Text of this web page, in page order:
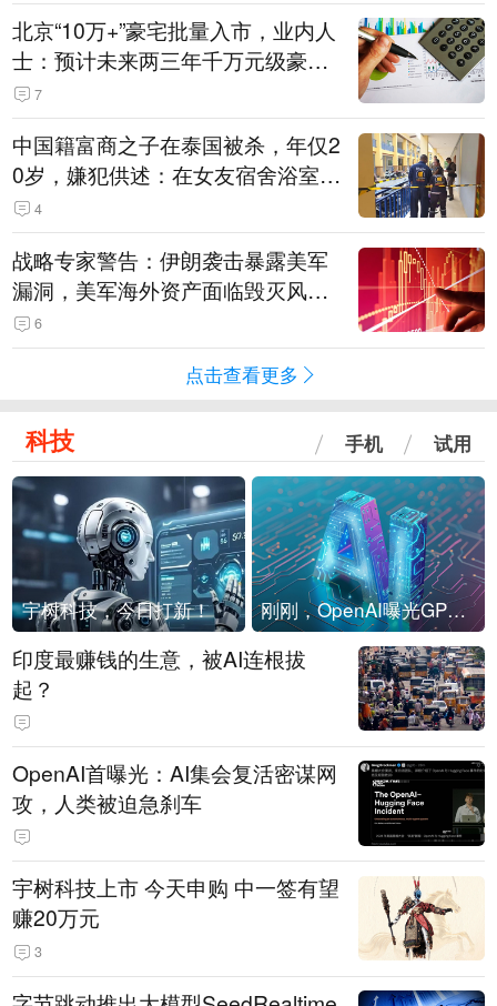
北京“10万+”豪宅批量入市，业内人
士：预计未来两三年千万元级豪宅
潜在供应达万套！谁在买单？
7
中国籍富商之子在泰国被杀，年仅2
0岁，嫌犯供述：在女友宿舍浴室发
现他，持刀询问身份时发生拉扯
4
战略专家警告：伊朗袭击暴露美军
漏洞，美军海外资产面临毁灭风
险！
6
点击查看更多
科技 手机 试用
宇树科技，今日打新！ 刚刚，OpenAI曝光GPT-6！传10万亿参数，8月强行发布
印度最赚钱的生意，被AI连根拔
起？
OpenAI首曝光：AI集会复活密谋网
攻，人类被迫急刹车
宇树科技上市 今天申购 中一签有望
赚20万元
3